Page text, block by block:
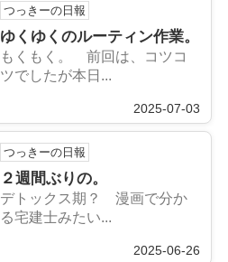
つっきーの日報
ゆくゆくのルーティン作業。
もくもく。 前回は、コツコ
ツでしたが本日...
2025-07-03
つっきーの日報
２週間ぶりの。
デトックス期？ 漫画で分か
る宅建士みたい...
2025-06-26